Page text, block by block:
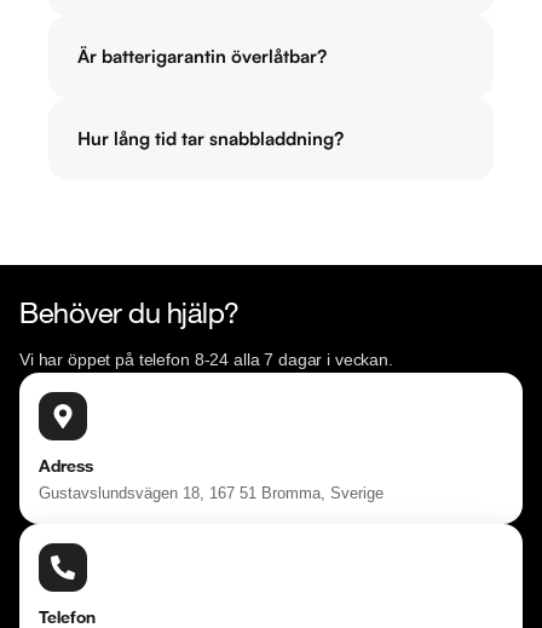
Är batterigarantin överlåtbar?
Hur lång tid tar snabbladdning?
Behöver du hjälp?
Vi har öppet på telefon 8-24 alla 7 dagar i veckan.
Adress
Gustavslundsvägen 18, 167 51 Bromma, Sverige
Telefon